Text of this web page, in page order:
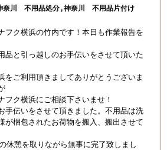
奈川 不用品処分 神奈川 不用品片付け
フク横浜の竹内です！本日も作業報告を
品と引っ越しのお手伝いをさせて頂いた
をご利用頂きましてありがとうございま
フク横浜にご相談下さいませ！
手伝いをさせて頂きました。不用品は洗
が梱包されたお荷物を搬入、搬出させて
休憩を取りながら無事に完了致しまし